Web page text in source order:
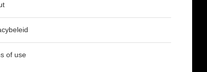
of use